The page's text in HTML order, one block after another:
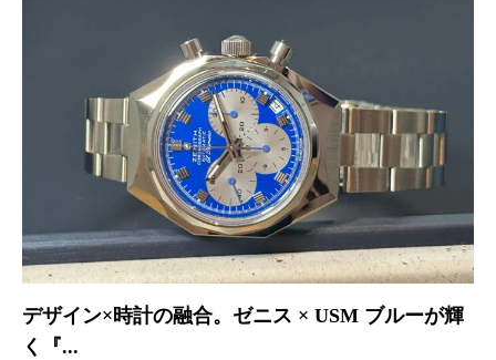
デザイン×時計の融合。ゼニス × USM ブルーが輝
く『...